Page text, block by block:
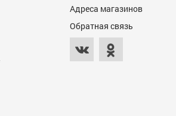
Адреса магазинов
Обратная связь